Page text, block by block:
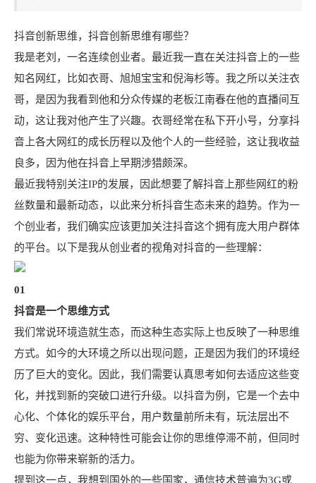
抖音创新思维，抖音创新思维有哪些？
我是老刘，一名连续创业者。最近我一直在关注抖音上的一些
知名网红，比如衣哥、旭旭宝宝和倪海杉等。我之所以关注衣
哥，是因为我看到他和分众传媒的老板江南春在他的直播间互
动，这让我对他产生了兴趣。衣哥经常在私下开小号，分享抖
音上各大网红的成长历程以及他个人的一些经验，这让我收益
良多，因为他在抖音上早期涉猎颇深。
最近我特别关注IP的发展，因此想要了解抖音上那些网红的粉
丝数量和最新动态，以此来分析抖音生态未来的趋势。作为一
个创业者，我们确实应该更加关注抖音这个拥有庞大用户群体
的平台。以下是我从创业者的视角对抖音的一些理解：
01
抖音是一个思维方式
我们常说环境造就生态，而这种生态实际上也反映了一种思维
方式。如今的大环境之所以出现问题，正是因为我们的环境经
历了巨大的变化。因此，我们需要认真思考如何去适应这些变
化，并找到新的突破口进行升级。以抖音为例，它是一个去中
心化、个体化的娱乐平台，用户数量前所未有，玩法层出不
穷、变化迅速。这种特性可能会让你的思维停滞不前，但同时
也能为你带来崭新的活力。
提到这一点，我想到国外的一些国家，通信技术普遍为3G或